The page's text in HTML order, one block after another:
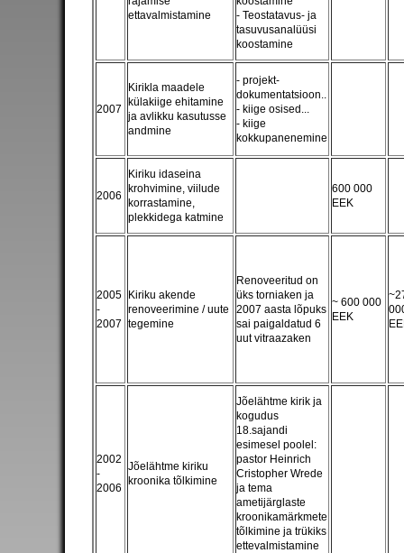
ettavalmistamine
- Teostatavus- ja
tasuvusanalüüsi
koostamine
2007
Kirikla maadele
külakiige ehitamine
ja avlikku kasutusse
andmine
- projekt-
dokumentatsioon..
- kiige osised...
- kiige
kokkupanenemine
2006
Kiriku idaseina
krohvimine, viilude
korrastamine,
plekkidega katmine
600 000
EEK
2005
-
2007
Kiriku akende
renoveerimine / uute
tegemine
Renoveeritud on
üks torniaken ja
2007 aasta lõpuks
sai paigaldatud 6
uut vitraazaken
~ 600 000
EEK
2002
-
2006
Jõelähtme kiriku
kroonika tõlkimine
Jõelähtme kirik ja
kogudus
18.sajandi
esimesel poolel:
pastor Heinrich
Cristopher Wrede
ja tema
ametijärglaste
kroonikamärkmete
tõlkimine ja trükiks
ettevalmistamine